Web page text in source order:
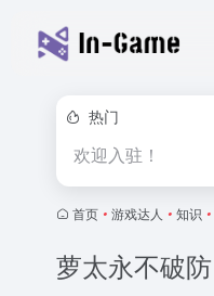
热门
欢迎入驻！
首页 • 游戏达人 • 知识 •
萝太永不破防